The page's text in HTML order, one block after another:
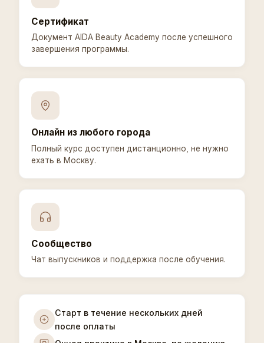
Сертификат
Документ AIDA Beauty Academy после успешного
завершения программы.
Онлайн из любого города
Полный курс доступен дистанционно, не нужно
ехать в Москву.
Сообщество
Чат выпускников и поддержка после обучения.
Старт в течение нескольких дней
после оплаты